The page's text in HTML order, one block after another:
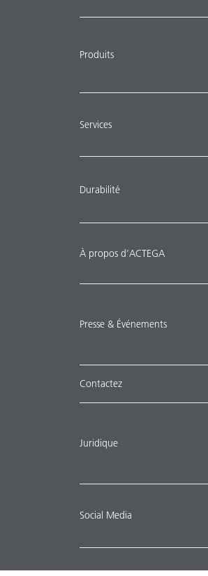
Produits
Services
Durabilité
À propos d’ACTEGA
Presse & Événements
Contactez
Juridique
Social Media